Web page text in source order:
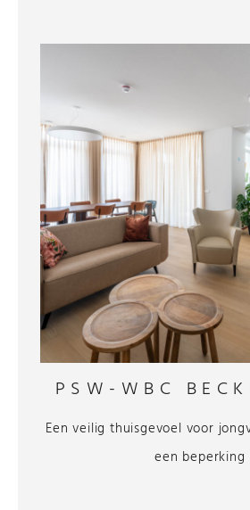
PSW-WBC
Een veilig thuisgevoel voor
een beperking